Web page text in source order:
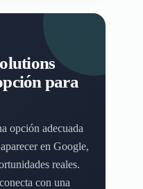
para
opción adecuada
en Google,
reales.
con una